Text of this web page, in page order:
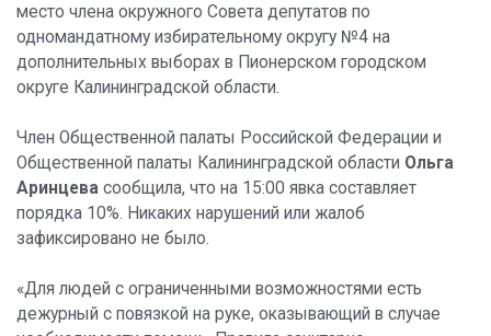
место члена окружного Совета депутатов по
одномандатному избирательному округу №4 на
дополнительных выборах в Пионерском городском
округе Калининградской области.
Член Общественной палаты Российской Федерации и
Общественной палаты Калининградской области Ольга
Аринцева сообщила, что на 15:00 явка составляет
порядка 10%. Никаких нарушений или жалоб
зафиксировано не было.
«Для людей с ограниченными возможностями есть
дежурный с повязкой на руке, оказывающий в случае